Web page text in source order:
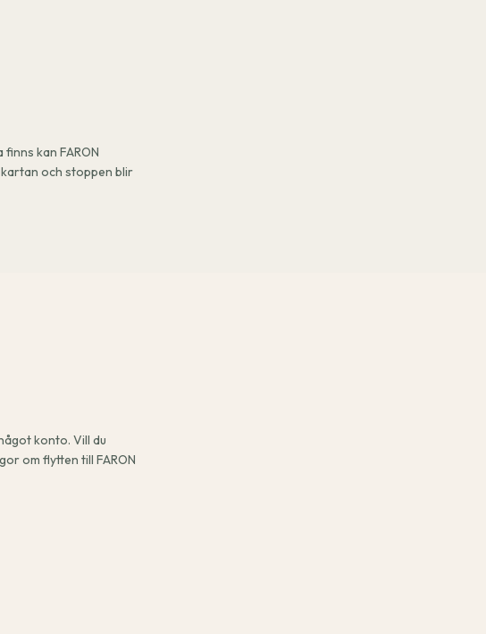
kan FARON
och stoppen blir
konto. Vill du
om flytten till FARON